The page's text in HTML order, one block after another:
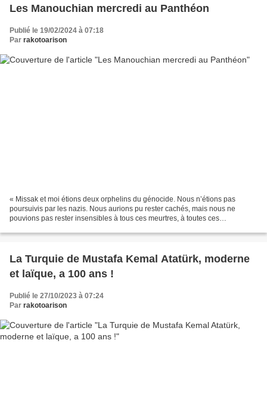
Les Manouchian mercredi au Panthéon
Publié le 19/02/2024 à 07:18
Par rakotoarison
« Missak et moi étions deux orphelins du génocide. Nous n’étions pas
poursuivis par les nazis. Nous aurions pu rester cachés, mais nous ne
pouvions pas rester insensibles à tous ces meurtres, à toutes ces
La Turquie de Mustafa Kemal Atatürk, moderne
et laïque, a 100 ans !
Publié le 27/10/2023 à 07:24
Par rakotoarison